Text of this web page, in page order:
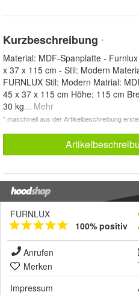
Kurzbeschreibung *
Material: MDF-Spanplatte -
x 37 x 115 cm - Stil: Modern
FURNLUX Stil: Modern Matrial:
45 x 37 x 115 cm Höhe: 115 cm
30 kg... Mehr
* maschinell aus der Artikelbeschreibung
FURNLUX
100% positiv
Anrufen
Merken
Impressum